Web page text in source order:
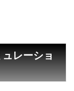
レーショ